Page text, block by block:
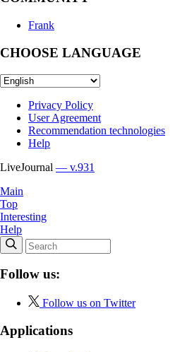
Frank
CHOOSE LANGUAGE
Privacy Policy
User Agreement
Recommendation technologies
Help
LiveJournal — v.931
Main
Top
Interesting
Help
Follow us:
Follow us on Twitter
Applications